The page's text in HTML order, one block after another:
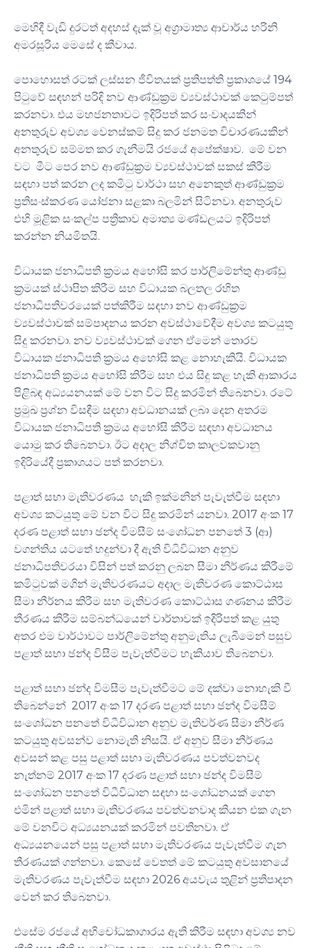
මෙහිදී වැඩි දුරටත් අදහස් දැක් වූ අග්‍රාමාත්‍ය ආචාර්ය හරිනි
අමරසූරිය මෙසේ ද කීවාය.
පොහොසත් රටක් ලස්සන ජීවිතයක් ප්‍රතිපත්ති ප්‍රකාශයේ 194
පිටුවේ සඳහන් පරිදි නව ආණ්ඩුක්‍රම ව්‍යවස්ථාවක් කෙටුම්පත්
කරනවා. එය මහජනතාවට ඉදිරිපත් කර සංවාදයකින්
අනතුරුව අවශ්‍ය වෙනස්කම් සිදු කර ජනමත විචාරණයකින්
අනතුරුව සම්මත කර ගැනීමයි රජයේ අපේක්ෂාව. මේ වන
වට මීට පෙර නව ආණ්ඩුක්‍රම ව්‍යවස්ථාවක් සකස් කිරීම
සඳහා පත් කරන ලද කමිටු වාර්ථා සහ අනෙකුත් ආණ්ඩුක්‍රම
ප්‍රතිසංස්කරණ යෝජනා සළකා බලමින් සිටිනවා. අනතුරුව
එහි මූළික සංකල්ප පත්‍රිකාව අමාත්‍ය මණ්ඩලයට ඉදිරිපත්
කරන්න නියමිතයි.
විධායක ජනාධිපති ක්‍රමය අහෝසි කර පාර්ලිමේන්තු ආණ්ඩු
ක්‍රමයක් ස්ථාපිත කිරීම සහ විධායක බලතල රහිත
ජනාධිපතිවරයෙක් පත්කිරීම සඳහා නව ආණ්ඩුක්‍රම
ව්‍යවස්ථාවක් සම්පාදනය කරන අවස්ථාවේදීම අවශ්‍ය කටයුතු
සිදු කරනවා. නව ව්‍යවස්ථාවක් ගෙන ඒමෙන් තොරව
විධායක ජනාධිපති ක්‍රමය අහෝසි කළ නොහැකියි. විධායක
ජනාධිපති ක්‍රමය අහෝසි කිරීම සහ එය සිදු කළ හැකි ආකාරය
පිළිබඳ අධ්‍යයනයක් මේ වන විට සිදු කරමින් තිබෙනවා. රටේ
ප්‍රමුඛ ප්‍රශ්න විසඳීම සඳහා අවධානයක් ලබා දෙන අතරම
විධායක ජනාධිපති ක්‍රමය අහෝසි කිරීම සඳහා අවධානය
යොමු කර තිබෙනවා. ඊට අදාල නිශ්චිත කාලවකවානු
ඉදිරියේදී ප්‍රකාශයට පත් කරනවා.
පළාත් සභා මැතිවරණය හැකි ඉක්මනින් පැවැත්වීම සඳහා
අවශ්‍ය කටයුතු මේ වන විට සිදු කරමින් යනවා. 2017 අංක 17
දරණ පළාත් සභා ඡන්ද විමසීම් සංශෝධන පනතේ 3 (ආ)
වගන්තිය යටතේ හදුන්වා දී ඇති විධිවිධාන අනුව
ජනාධිපතිවරයා විසින් පත් කරනු ලබන සීමා නීර්ණය කිරීමේ
කමිටුවක් මගින් මැතිවරණයට අදාල මැතිවරණ කොට්ඨාස
සීමා නීර්නය කිරීම සහ මැතිවරණ කොට්ඨාස ගණනය කිරීම
තීරණය කිරීම සම්බන්ධයෙන් වාර්තාවක් ඉදිරිපත් කළ යුතු
අතර එම වාර්ථාවට පාර්ලිමේන්තු අනුමැතිය ලැබීමෙන් පසුව
පළාත් සභා ඡන්ද විසීම පැවැත්වීමට හැකියාව තිබෙනවා.
පළාත් සභා ඡන්ද විමසීම පැවැත්වීමට මේ දක්වා නොහැකි වී
තිබෙන්නේ 2017 අංක 17 දරණ පළාත් සභා ඡන්ද විමසීම්
සංශෝධන පනතේ විධීවිධාන අනුව මැතිවර්ණ සීමා නීර්ණ
කටයුතු අවසන්ව නොමැති නිසයි. ඒ අනුව සීමා නීර්ණය
අවසන් කළ පසු පළාත් සභා මැතිවරණය පවත්වනවද
නැත්නම් 2017 අංක 17 දරණ පළාත් සභා ඡන්ද විමසීම්
සංශෝධන පනතේ විධීවිධාන සඳහා සංශෝධනයක් ගෙන
එමින් පළාත් සභා මැතිවරණය පවත්වනවාද කියන එක ගැන
මේ වනවිට අධ්‍යයනයක් කරමින් පවතිනවා. ඒ
අධ්‍යයනයෙන් පසු පළාත් සභා මැතිවරණය පැවැත්වීම ගැන
තීරණයක් ගන්නවා. කෙසේ වෙතත් මේ කටයුතු අවසානයේ
මැතිවරණය පැවැත්වීම සඳහා 2026 අයවැය තුළින් ප්‍රතිපාදන
වෙන් කර තිබෙනවා.
එසේම රජයේ අභිචෝධකාගාරය ඇති කිරීම සඳහා අවශ්‍ය නව